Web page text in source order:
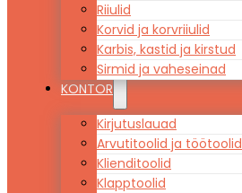
Riiulid
Korvid ja korvriiulid
Karbis, kastid ja kirstud
Sirmid ja vaheseinad
KONTOR
Kirjutuslauad
Arvutitoolid ja töötoolid
Klienditoolid
Klapptoolid